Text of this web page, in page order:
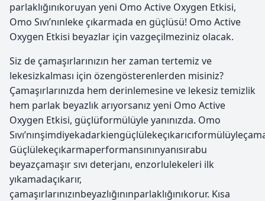
parlaklığınıkoruyan yeni Omo Active Oxygen Etkisi,
Omo Sıvı’nınleke çıkarmada en güçlüsü! Omo Active
Oxygen Etkisi beyazlar için vazgeçilmeziniz olacak.
Siz de çamaşırlarınızın her zaman tertemiz ve
lekesizkalması için özengösterenlerden misiniz?
Çamaşırlarınızda hem derinlemesine ve lekesiz temizlik
hem parlak beyazlık arıyorsanız yeni Omo Active
Oxygen Etkisi, güçlüformülüyle yanınızda. Omo
Güçlülekeçıkarmaperformansınınyanısırabu
beyazçamaşır sıvı deterjanı, enzorlulekeleri ilk
yıkamadaçıkarır,
çamaşırlarınızınbeyazlığınınparlaklığınıkorur. Kısa